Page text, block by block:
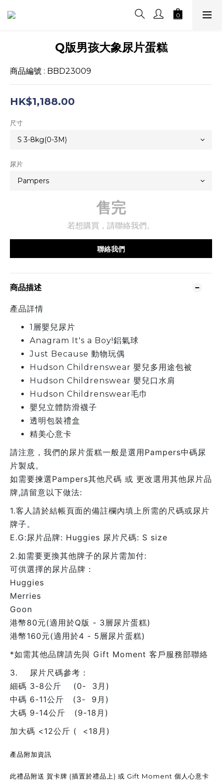
Q版男孩大象尿片蛋糕
商品編號 : BBD23009
HK$1,188.00
尺寸
尿片
售完
若想購買，請聯絡我們。
聯絡我們
商品描述
產品詳情
1層嬰兒尿片
Anagram It's a Boy!鋁氣球
Just Because 動物玩偶
Hudson Childrenswear 嬰兒多用途包被
Hudson Childrenswear 嬰兒口水肩
Hudson Childrenswear毛巾
嬰兒立體防滑襪子
透明包裝禮盒
精美心意卡
請注意，我們的尿片蛋糕一般是選用Pampers中碼尿
片製成。
如需要揀選Pampers其他尺碼 或 更改選用其他尿片品
牌,請留意以下做法:
1.客人請於結帳頁面的備註欄內填上所需的尺碼或尿片
牌子。
E.G:尿片品牌: Huggies 尿片尺碼: S size
2.如需要更換其他牌子的尿片需加付:
可供選擇的尿片品牌：
Huggies
Merries
Goon
港幣80元(適用於Q版 - 3層尿片蛋糕)
港幣160元(適用於4 - 5層尿片蛋糕)
*如需其他品牌請先與 Gift Moment 客戶服務部聯絡
3. 尿片尺碼參考：
細碼 3-8公斤 (0- 3月)
中碼 6-11公斤 (3- 9月)
大碼 9-14公斤 (9-18月)
加大碼 <12公斤 ( <18月)
產品附加資訊
此禮品附送 賀卡牌 (插置於禮品上) 或 Gift Moment 個人心意卡